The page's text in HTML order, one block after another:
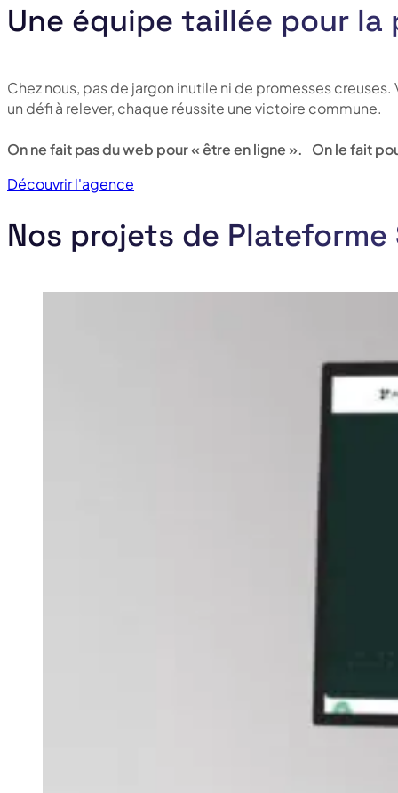
Une équipe taillée pour
Chez nous, pas de jargon inutile ni de promesses
un défi à relever, chaque réussite une victoire commune.
On ne fait pas du web pour « être en ligne ». On le fait
Découvrir l'agence
Nos projets de Plateforme